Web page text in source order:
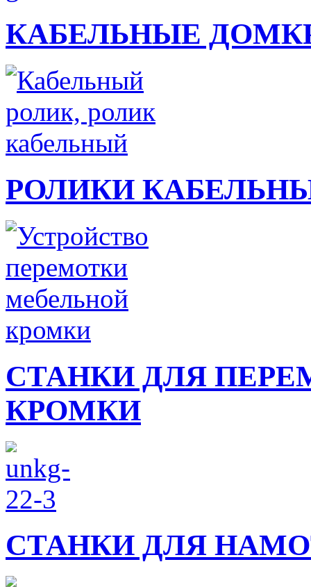
КАБЕЛЬНЫЕ
РОЛИКИ
СТАНКИ ДЛЯ
КРОМКИ
СТАНКИ ДЛЯ